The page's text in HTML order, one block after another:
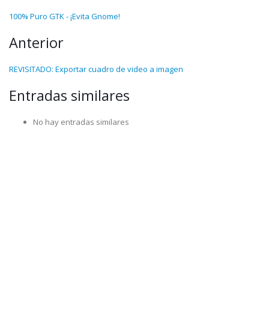
100% Puro GTK - ¡Evita Gnome!
Anterior
REVISITADO: Exportar cuadro de video a imagen
Entradas similares
No hay entradas similares